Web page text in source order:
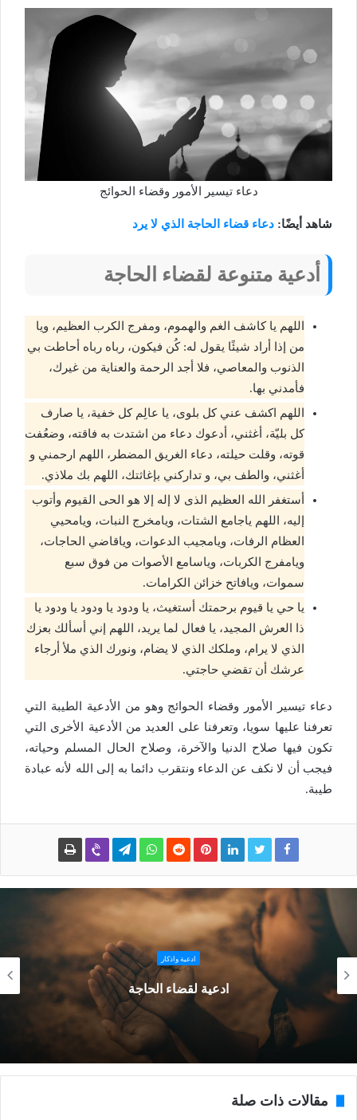
دعاء تيسير الأمور وقضاء الحوائج
شاهد أيضًا: دعاء قضاء الحاجة الذي لا يرد
أدعية متنوعة لقضاء الحاجة
اللهم يا كاشف الغم والهموم، ومفرج الكرب العظيم، ويا
من إذا أراد شيئًا يقول له: كُن فيكون، رباه رباه أحاطت بي
الذنوب والمعاصي، فلا أجد الرحمة والعناية من غيرك،
فأمدني بها.
اللهم اكشف عني كل بلوى، يا عالِم كل خفية، يا صارف
كل بليّة، أغثني، أدعوك دعاء من اشتدت به فاقته، وضعُفت
قوته، وقلت حيلته، دعاء الغريق المضطر، اللهم ارحمني و
أغثني، والطف بي، و تداركني بإغاثتك، اللهم بك ملاذي.
أستغفر الله العظيم الذى لا إله إلا هو الحى القيوم وأتوب
إليه، اللهم ياجامع الشتات، ويامخرج النبات، ويامحيي
العظام الرفات، ويامجيب الدعوات، وياقاضي الحاجات،
ويامفرج الكربات، وياسامع الأصوات من فوق سبع
سموات، ويافاتح خزائن الكرامات.
يا حي يا قيوم برحمتك أستغيث، يا ودود يا ودود يا ودود يا
ذا العرش المجيد، يا فعال لما يريد، اللهم إني أسألك بعزك
الذي لا يرام، وملكك الذي لا يضام، ونورك الذي ملأ أرجاء
عرشك أن تقضي حاجتي.
دعاء تيسير الأمور وقضاء الحوائج وهو من الأدعية الطيبة التي
تعرفنا عليها سويا، وتعرفنا على العديد من الأدعية الأخرى التي
تكون فيها صلاح الدنيا والآخرة، وصلاح الحال المسلم وحياته،
فيجب أن لا نكف عن الدعاء ونتقرب دائما به إلى الله لأنه عبادة
طيبة.
ادعية واذكار
ادعية لقضاء الحاجة
مقالات ذات صلة